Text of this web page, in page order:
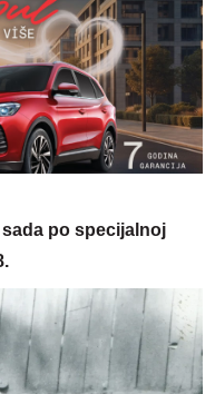
po specijalnoj